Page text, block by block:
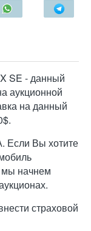
SE - данный
аукционной
на данный
Если Вы хотите
мы начнем
страховой